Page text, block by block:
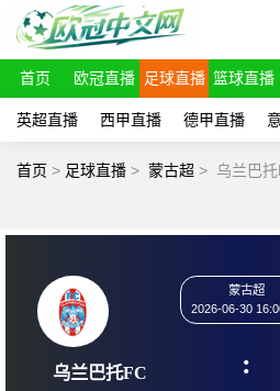
首页 欧冠直播 足球直播 篮球直播
英超直播 西甲直播 德甲直播
首页 > 足球直播 > 蒙古超 > 乌兰巴
2026-